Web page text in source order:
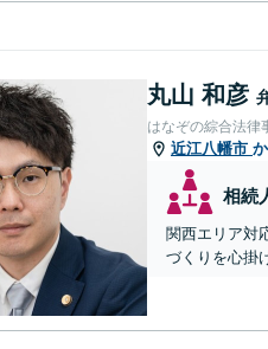
丸山 和彦
はなぞの綜合法律
近江八幡市
相続
関西エリア対
づくりを心掛